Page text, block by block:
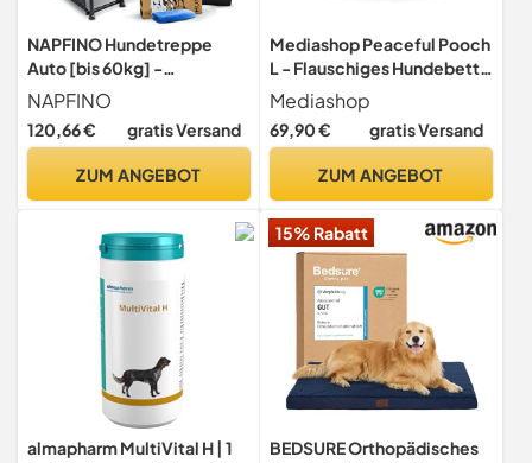
NAPFINO Hundetreppe
Auto [bis 60kg] -
Gelenkschonende
Hunderampe Auto klappbar
- Auto Rampe für kleine &
Einstiegshilfe Hunde Auto -
geeignet - Mit Tragetasche
NAPFINO
120,66 € gratis Versand
ZUM ANGEBOT
Mediashop Peaceful Pooch
L - Flauschiges Hundebett -
gelenkschondendes
Hundekissen - waschbarer
Bezug - Hundekörbchen -
Hunde
Mediashop
69,90 € gratis Versand
ZUM ANGEBOT
almapharm MultiVital H | 1
15% Rabatt
BEDSURE Orthopädisches